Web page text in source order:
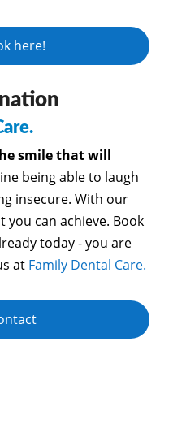
here!
smile that will
being able to laugh
insecure. With our
you can achieve. Book
today - you are
at Family Dental Care.